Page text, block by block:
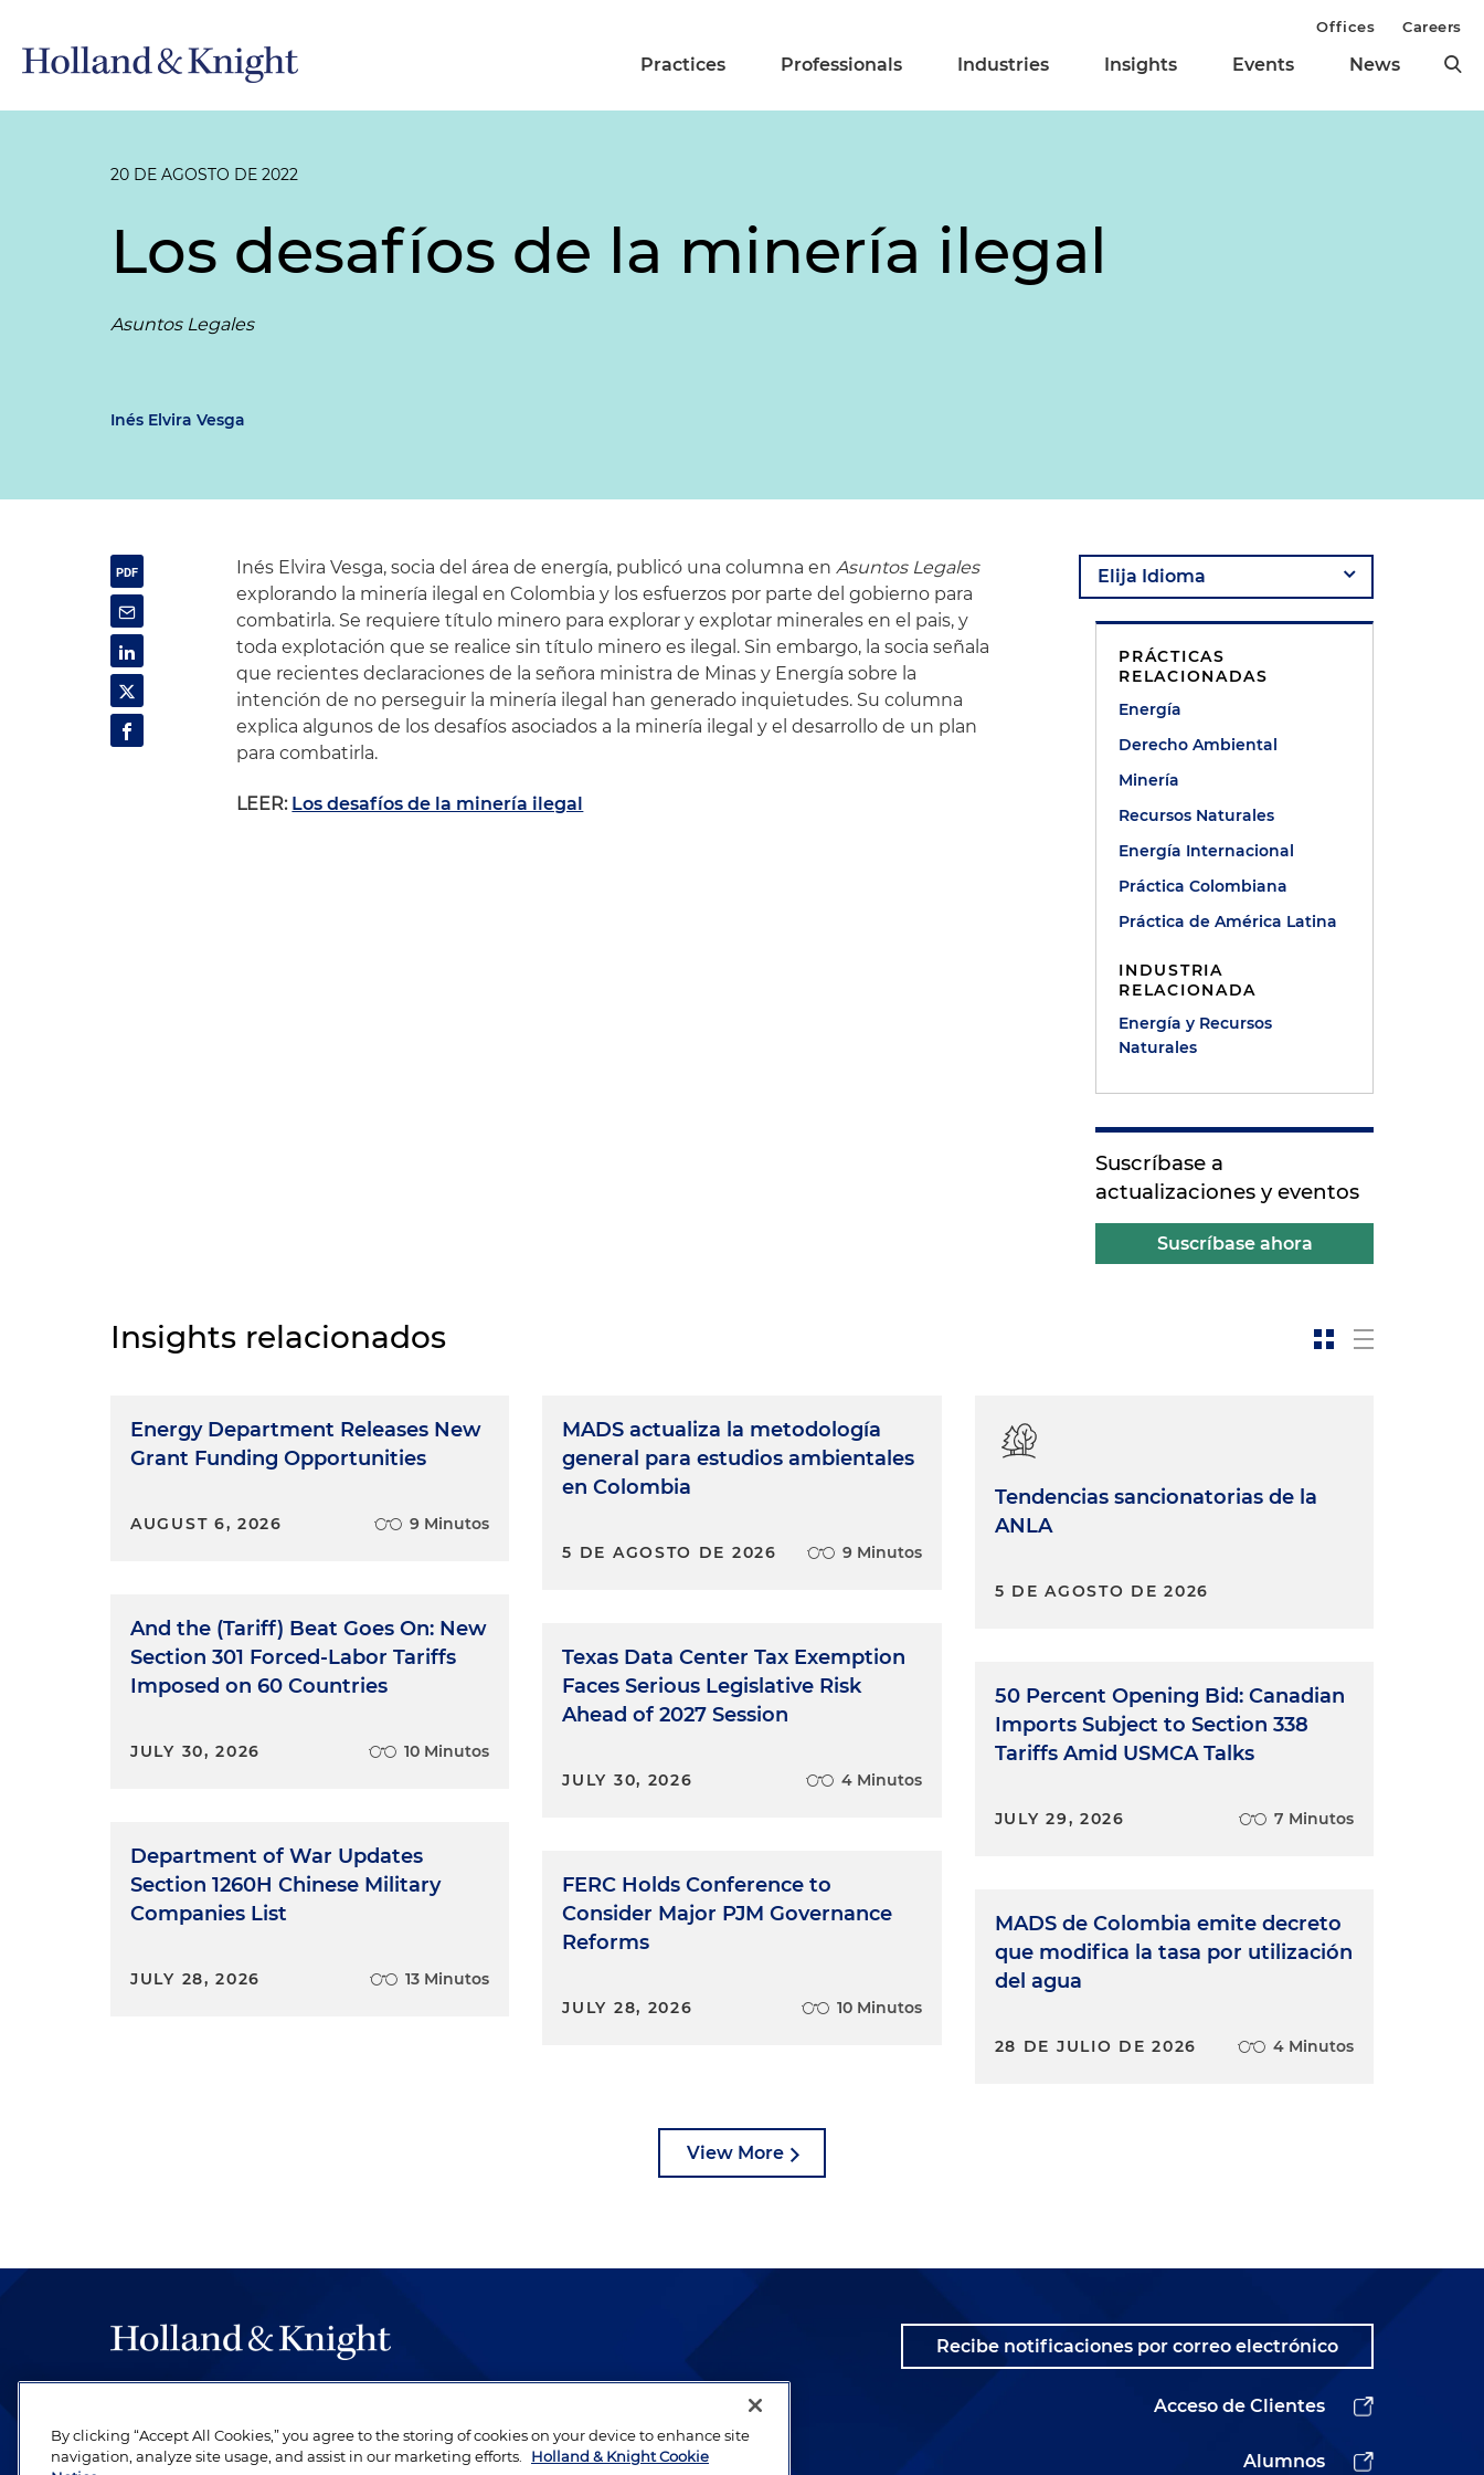
Practices Professionals Industries Insights Events News
Offices Careers
20 DE AGOSTO DE 2022
Los desafíos de la minería ilegal
Asuntos Legales
Inés Elvira Vesga
Inés Elvira Vesga, socia del área de energía, publicó una columna enAsuntos Legales
explorando la minería ilegal en Colombia y los esfuerzos por parte del gobierno para
combatirla. Se requiere título minero para explorar y explotar minerales en el pais, y
toda explotación que se realice sin título minero es ilegal. Sin embargo, la socia señala
que recientes declaraciones de la señora ministra de Minas y Energía sobre la
intención de no perseguir la minería ilegal han generado inquietudes. Su columna
explica algunos de los desafíos asociados a la minería ilegal y el desarrollo de un plan
para combatirla.
LEER: Los desafíos de la minería ilegal
PRÁCTICAS
RELACIONADAS
Energía
Derecho Ambiental
Minería
Recursos Naturales
Energía Internacional
Práctica Colombiana
Práctica de América Latina
INDUSTRIA
RELACIONADA
Energía y Recursos
Naturales
Suscríbase a
actualizaciones y eventos
Suscríbase ahora
Insights relacionados
Energy Department Releases New
Grant Funding Opportunities
AUGUST 6, 2026 9 Minutos
And the (Tariff) Beat Goes On: New
Section 301 Forced-Labor Tariffs
Imposed on 60 Countries
JULY 30, 2026 10 Minutos
Department of War Updates
Section 1260H Chinese Military
Companies List
JULY 28, 2026 13 Minutos
MADS actualiza la metodología
general para estudios ambientales
en Colombia
5 DE AGOSTO DE 2026 9 Minutos
Texas Data Center Tax Exemption
Faces Serious Legislative Risk
Ahead of 2027 Session
JULY 30, 2026 4 Minutos
FERC Holds Conference to
Consider Major PJM Governance
Reforms
JULY 28, 2026 10 Minutos
Tendencias sancionatorias de la
ANLA
5 DE AGOSTO DE 2026
50 Percent Opening Bid: Canadian
Imports Subject to Section 338
Tariffs Amid USMCA Talks
JULY 29, 2026 7 Minutos
MADS de Colombia emite decreto
que modifica la tasa por utilización
del agua
28 DE JULIO DE 2026 4 Minutos
View More
Recibe notificaciones por correo electrónico
Acceso de Clientes
Alumnos
By clicking “Accept All Cookies,” you agree to the storing of cookies on your device to enhance site
navigation, analyze site usage, and assist in our marketing efforts.
Holland & Knight Cookie